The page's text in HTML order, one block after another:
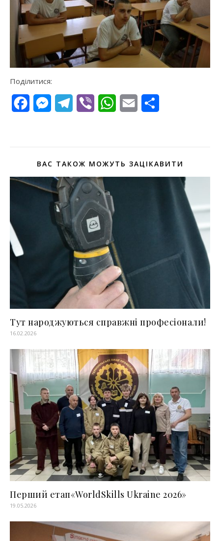
Поділитися:
FacebookMessengerTelegram
Viber WhatsApp
Email
ВАС ТАКОЖ МОЖУТЬ ЗАЦІКАВИТИ
Тут народжуються справжні професіонали!
16.02.2026
Перший етап«WorldSkills Ukraine 2026»
19.05.2026